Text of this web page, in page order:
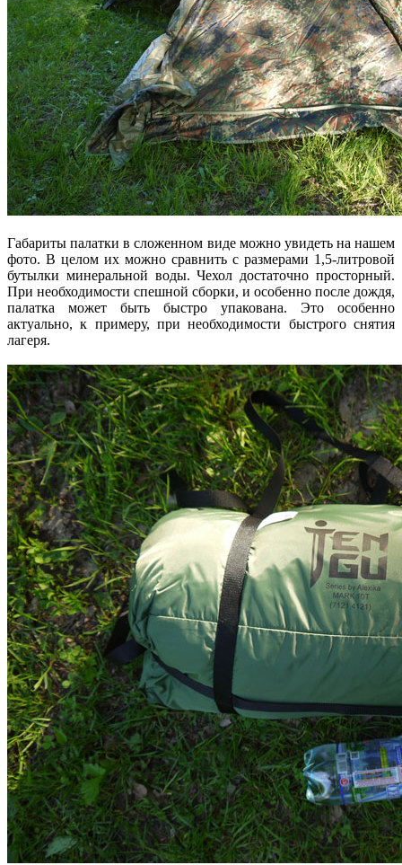
Габариты палатки в сложенном виде можно увидеть на нашем
фото. В целом их можно сравнить с размерами 1,5-литровой
бутылки минеральной воды. Чехол достаточно просторный.
При необходимости спешной сборки, и особенно после дождя,
палатка может быть быстро упакована. Это особенно
актуально, к примеру, при необходимости быстрого снятия
лагеря.